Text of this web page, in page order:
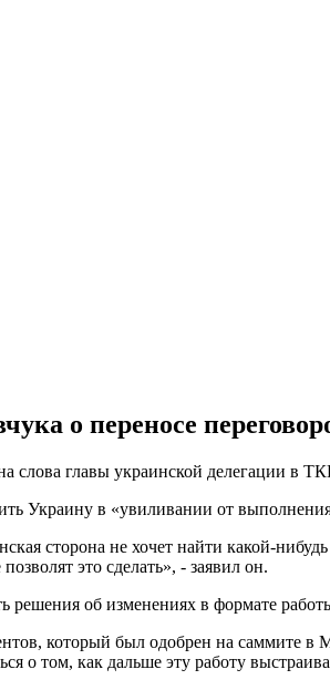
о переносе
слова главы украинской делегации в
Украину в «увиливании от
сторона не хочет найти какой-
это сделать», - заявил он.
решения об изменениях в формате
который был одобрен на
о том, как дальше эту работу